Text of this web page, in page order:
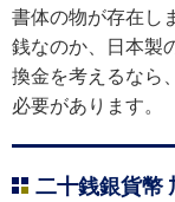
書体の物が存在し
銭なのか、日本製
換金を考えるなら
必要があります。
二十銭銀貨幣